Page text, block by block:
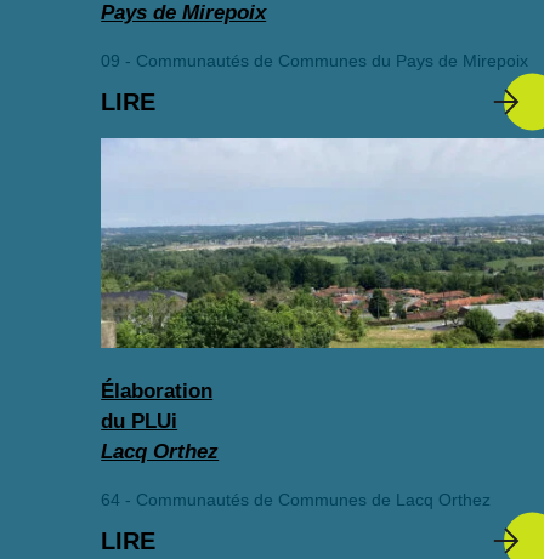
Pays de Mirepoix
09 - Communautés de Communes du Pays de Mirepoix
LIRE
Élaboration
du PLUi
Lacq Orthez
64 - Communautés de Communes de Lacq Orthez
LIRE